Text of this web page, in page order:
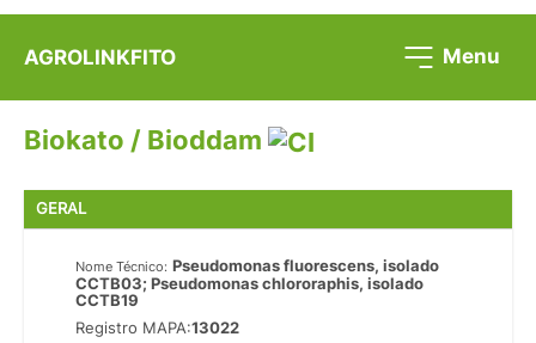
AGROLINKFITO Menu
Biokato / Bioddam
GERAL
Nome Técnico: Pseudomonas fluorescens, isolado
CCTB03; Pseudomonas chlororaphis, isolado
CCTB19
Registro MAPA:13022